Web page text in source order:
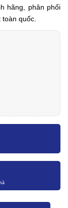
hãng, phân phối
quốc.